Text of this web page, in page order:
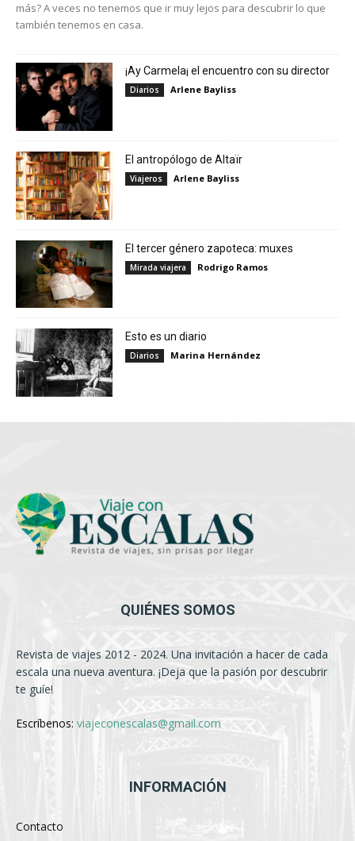
más? A veces no tenemos que ir muy lejos para descubrir lo que
también tenemos en casa.
¡Ay Carmela¡ el encuentro con su director
Diarios Arlene Bayliss
El antropólogo de Altaïr
Viajeros Arlene Bayliss
El tercer género zapoteca: muxes
Mirada viajera Rodrigo Ramos
Esto es un diario
Diarios Marina Hernández
QUIÉNES SOMOS
Revista de viajes 2012 - 2024. Una invitación a hacer de cada
escala una nueva aventura. ¡Deja que la pasión por descubrir
te guíe!
Escríbenos: viajeconescalas@gmail.com
INFORMACIÓN
Contacto